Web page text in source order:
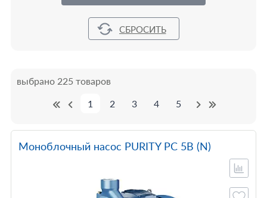
выбрано 225 товаров
1
2 3 4 5
Моноблочный насос PURITY PC 5B (N)